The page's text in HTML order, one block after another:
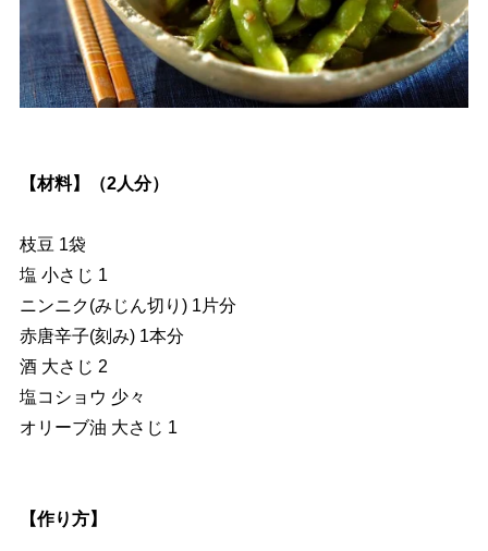
【材料】（2人分）
枝豆 1袋
塩 小さじ 1
ニンニク(みじん切り) 1片分
赤唐辛子(刻み) 1本分
酒 大さじ 2
塩コショウ 少々
オリーブ油 大さじ 1
【作り方】